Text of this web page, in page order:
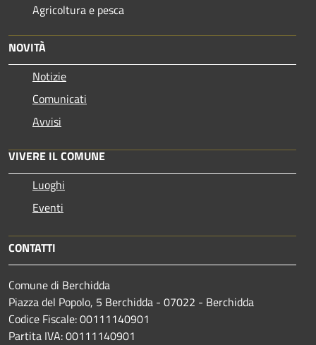
Agricoltura e pesca
NOVITÀ
Notizie
Comunicati
Avvisi
VIVERE IL COMUNE
Luoghi
Eventi
CONTATTI
Comune di Berchidda
Piazza del Popolo, 5 Berchidda - 07022 - Berchidda
Codice Fiscale: 00111140901
Partita IVA: 00111140901